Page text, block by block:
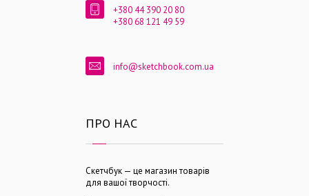
+380 44 390 20 80
+380 68 121 49 59
info@sketchbook.com.ua
ПРО НАС
Скетчбук — це магазин товарів
для вашої творчості.